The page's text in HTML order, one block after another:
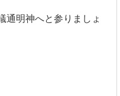
通明神へと参りましょ